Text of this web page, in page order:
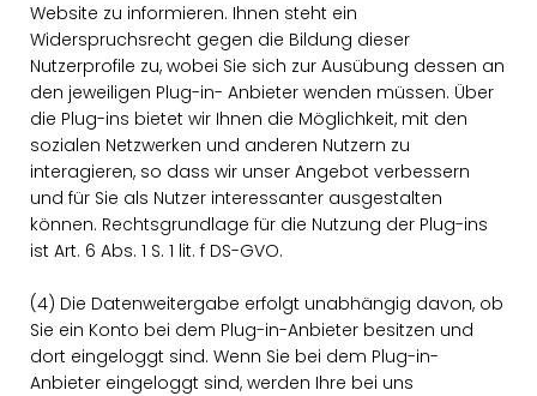
Website zu informieren. Ihnen steht ein
Widerspruchsrecht gegen die Bildung dieser
Nutzerprofile zu, wobei Sie sich zur Ausübung dessen an
den jeweiligen Plug-in- Anbieter wenden müssen. Über
die Plug-ins bietet wir Ihnen die Möglichkeit, mit den
sozialen Netzwerken und anderen Nutzern zu
interagieren, so dass wir unser Angebot verbessern
und für Sie als Nutzer interessanter ausgestalten
können. Rechtsgrundlage für die Nutzung der Plug-ins
ist Art. 6 Abs. 1 S. 1 lit. f DS-GVO.
(4) Die Datenweitergabe erfolgt unabhängig davon, ob
Sie ein Konto bei dem Plug-in-Anbieter besitzen und
dort eingeloggt sind. Wenn Sie bei dem Plug-in-
Anbieter eingeloggt sind, werden Ihre bei uns